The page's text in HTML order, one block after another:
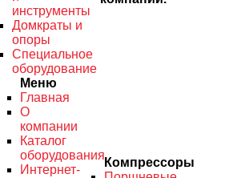
инструменты
Домкраты и
опоры
Специальное
оборудование
Меню
Главная
О
компании
Каталог
оборудования
Интернет-
Компрессоры